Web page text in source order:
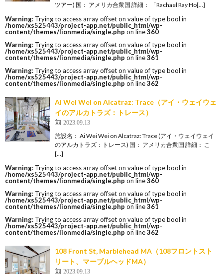
ツアー) 国： アメリカ合衆国 詳細： 「Rachael Ray Ho[…]
Warning: Trying to access array offset on value of type bool in
/home/xs525443/project-app.net/public_html/wp-
content/themes/lionmedia/single.php on line360
Warning: Trying to access array offset on value of type bool in
/home/xs525443/project-app.net/public_html/wp-
content/themes/lionmedia/single.php on line361
Warning: Trying to access array offset on value of type bool in
/home/xs525443/project-app.net/public_html/wp-
content/themes/lionmedia/single.php on line362
Ai Wei Wei on Alcatraz: Trace（アイ・ウェイウェ
イのアルカトラズ：トレース）
2023.09.13
施設名： Ai Wei Wei on Alcatraz: Trace (アイ・ウェイウェイ
のアルカトラズ：トレース) 国： アメリカ合衆国 詳細： こ
[…]
Warning: Trying to access array offset on value of type bool in
/home/xs525443/project-app.net/public_html/wp-
content/themes/lionmedia/single.php on line360
Warning: Trying to access array offset on value of type bool in
/home/xs525443/project-app.net/public_html/wp-
content/themes/lionmedia/single.php on line361
Warning: Trying to access array offset on value of type bool in
/home/xs525443/project-app.net/public_html/wp-
content/themes/lionmedia/single.php on line362
108 Front St, Marblehead MA（108フロントスト
リート、マーブルヘッドMA）
2023.09.13